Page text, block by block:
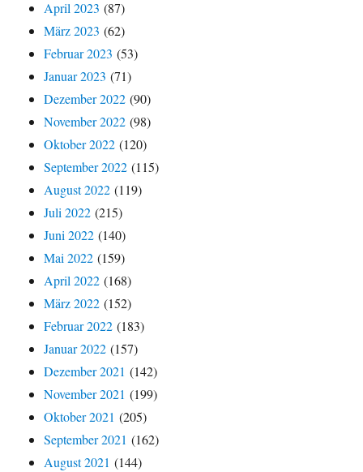
April 2023 (87)
März 2023 (62)
Februar 2023 (53)
Januar 2023 (71)
Dezember 2022 (90)
November 2022 (98)
Oktober 2022 (120)
September 2022 (115)
August 2022 (119)
Juli 2022 (215)
Juni 2022 (140)
Mai 2022 (159)
April 2022 (168)
März 2022 (152)
Februar 2022 (183)
Januar 2022 (157)
Dezember 2021 (142)
November 2021 (199)
Oktober 2021 (205)
September 2021 (162)
August 2021 (144)